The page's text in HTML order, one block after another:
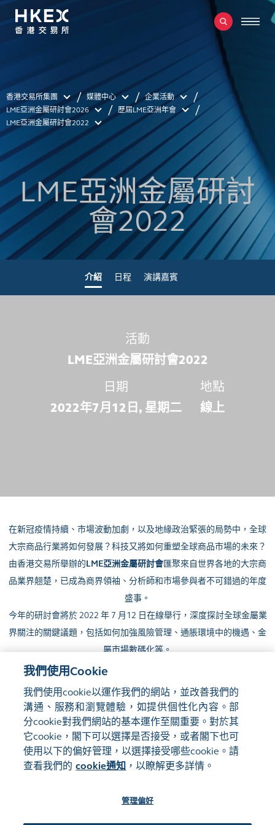
香港交易所集團 媒體中心
企業活動
LME亞洲金屬研討會2026
歷屆LME亞洲年會
LME亞洲金屬研討會2022
LME亞洲金屬研討
會2022
介紹 日程 演講嘉賓
活動
LME亞洲金屬研討會2022
日期
2022年7月12日, 星期二
地點
線上
在新冠疫情持續、市場波動加劇，以及地緣政治緊張的局勢中，全球
大宗商品行業將如何發展？科技又將如何重塑全球商品市場的未來？
由香港交易所舉辦的LME亞洲金屬研討會匯聚來自世界各地的大宗商
品業界翹楚，已成為商界領袖、分析師和市場參與者不可錯過的年度
盛事。
今年的研討會將於 2022 年 7 月12 日在線舉行，深度探討全球金屬業
界關注的關鍵議題，包括如何加強風險管理、通脹環境中的機遇、金
屬市場數碼化等。
詳情請聯系：
網站地圖
使用條款
我們使用Cookie
我們使用cookie以運作我們的網站，並改善我們的
溝通、服務和瀏覽體驗，如提供個性化內容。部
分cookie對我們網站的基本運作至關重要。對於其
它cookie，閣下可以選擇是否接受，或者閣下也可
使用以下的偏好管理，以選擇接受哪些cookie。請
查看我們的 cookie通知 ，以瞭解更多詳情。
管理偏好